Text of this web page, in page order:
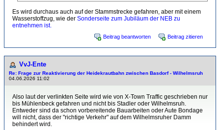
Es wird durchaus auch auf der Stammstrecke gefahren, aber mit einem
Wasserstoffzug, wie der Sonderseite zum Jubiläum der NEB zu
entnehmen ist.
Beitrag beantworten Beitrag zitieren
VvJ-Ente
Re: Frage zur Reaktivierung der Heidekrautbahn zwischen Basdorf - Wilhelmsruh
04.06.2026 11:02
Also laut der verlinkten Seite wird wie von X-Town Traffic geschrieben nur
bis Mühlenbeck gefahren und nicht bis Stadler oder Wilhelmsruh.
Entweder sind da schon vorbereitende Bauarbeiten oder Aute Bondage
will nicht, dass der "richtige Verkehr" auf dem Wilhelmsruher Damm
behindert wird.